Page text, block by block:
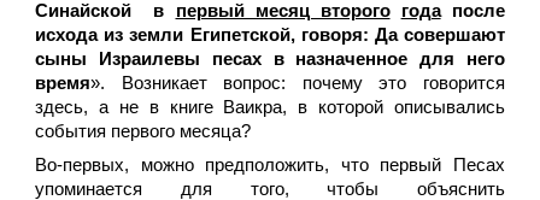
Синайской в первый месяц второго годапосле
исхода из земли Египетской, говоря: Да совершают
сыны Израилевы песах в назначенное для него
время». Возникает вопрос: почему это говорится
здесь, а не в книге Ваикра, в которой описывались
события первого месяца?
Во-первых, можно предположить, что первый Песах
упоминается для того, чтобы объяснить